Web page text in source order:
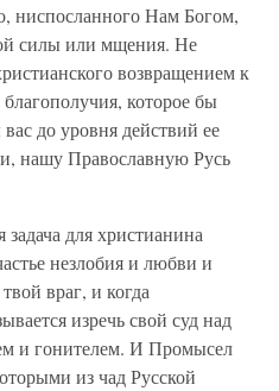
ниспосланного Нам Богом,
силы или мщения. Не
возвращением к
которое бы
до уровня действий ее
нашу Православную Русь
для христианина
незлобия и любви и
враг, и когда
изречь свой суд над
и гонителем. И Промысел
из чад Русской